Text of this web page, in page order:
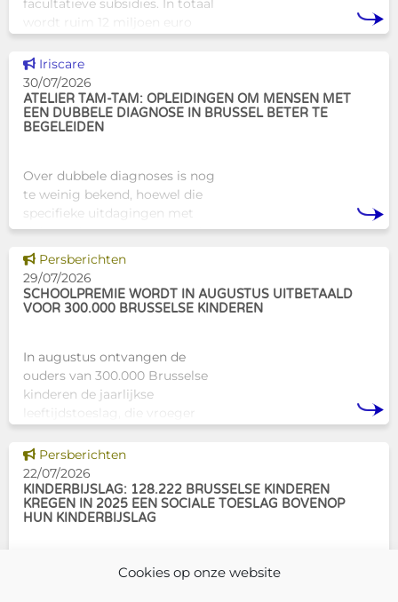
Cookies op onze website
facultatieve subsidies. In totaal
wordt ruim 12 miljoen euro
Brusselse actoren die actief
zijn op het vlak van gezondhe
Dit nieuws tonen
Iriscare
30/07/2026
ATELIER TAM-TAM: OPLEIDINGEN OM MENSEN MET
EEN DUBBELE DIAGNOSE IN BRUSSEL BETER TE
BEGELEIDEN
Over dubbele diagnoses is nog
te weinig bekend, hoewel die
specifieke uitdagingen met
zich meebrengen voor zowel
professionals als naasten. In
Brussel biedt Atelier Tam-Tam
een concrete oplossing in
Dit nieuws tonen
Persberichten
29/07/2026
SCHOOLPREMIE WORDT IN AUGUSTUS UITBETAALD
VOOR 300.000 BRUSSELSE KINDEREN
In augustus ontvangen de
ouders van 300.000 Brusselse
kinderen de jaarlijkse
leeftijdstoeslag, die vroeger
schoolpremie. Deze financiële
ondersteuning helpt gezinnen
om de kosten
Dit nieuws tonen
Persberichten
22/07/2026
KINDERBIJSLAG: 128.222 BRUSSELSE KINDEREN
KREGEN IN 2025 EEN SOCIALE TOESLAG BOVENOP
HUN KINDERBIJSLAG
In december 2025 hadden
304.966 Brusselse kinderen